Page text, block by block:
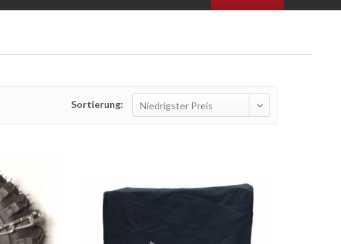
Sortierung: